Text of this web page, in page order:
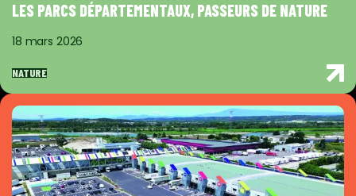
LES PARCS DÉPARTEMENTAUX, PASSEURS DE NATURE
18 mars 2026
NATURE